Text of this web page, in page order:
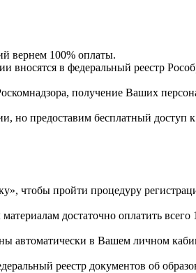
вернем 100% оплаты.
в федеральный реестр
получение Ваших
но предоставим бесплатный доступ
чтобы пройти процедуру
достаточно оплатить всего
автоматически в Вашем личном
реестр документов об